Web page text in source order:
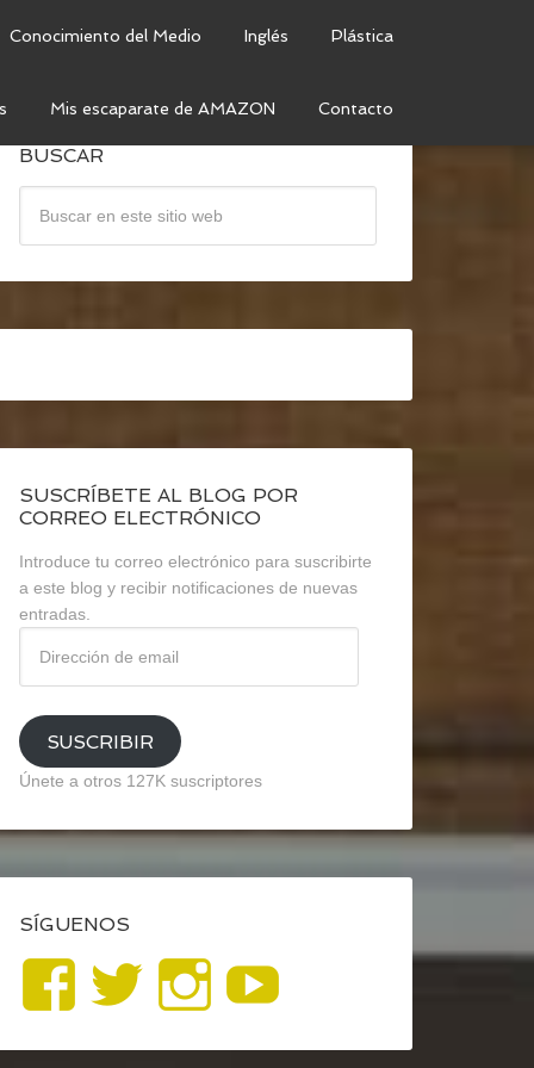
Conocimiento del Medio Inglés Plástica
Mis escaparate de AMAZON Contacto
BUSCAR
SUSCRÍBETE AL BLOG POR
CORREO ELECTRÓNICO
Introduce tu correo electrónico para suscribirte
a este blog y recibir notificaciones de nuevas
entradas.
email
SUSCRIBIR
Únete a otros 127K suscriptores
SÍGUENOS
Ver
perfil
Ver
perfil
Ver
perfil